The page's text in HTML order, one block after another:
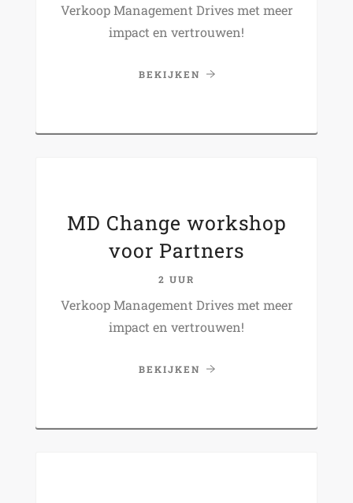
Verkoop Management Drives met meer
impact en vertrouwen!
BEKIJKEN
MD Change workshop
voor Partners
2 UUR
Verkoop Management Drives met meer
impact en vertrouwen!
BEKIJKEN